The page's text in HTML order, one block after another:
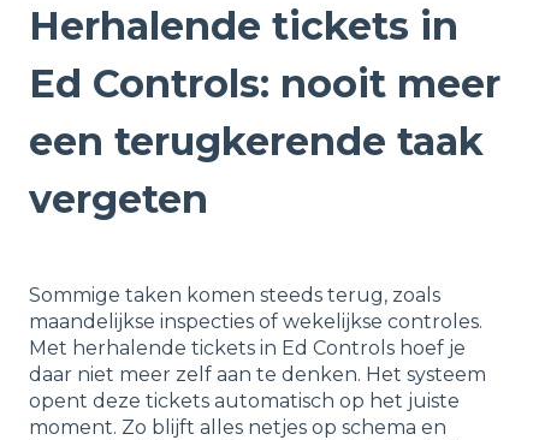
Herhalende tickets in
Ed Controls: nooit meer
een terugkerende taak
vergeten
Sommige taken komen steeds terug, zoals
maandelijkse inspecties of wekelijkse controles.
Met herhalende tickets in Ed Controls hoef je
daar niet meer zelf aan te denken. Het systeem
opent deze tickets automatisch op het juiste
moment. Zo blijft alles netjes op schema en